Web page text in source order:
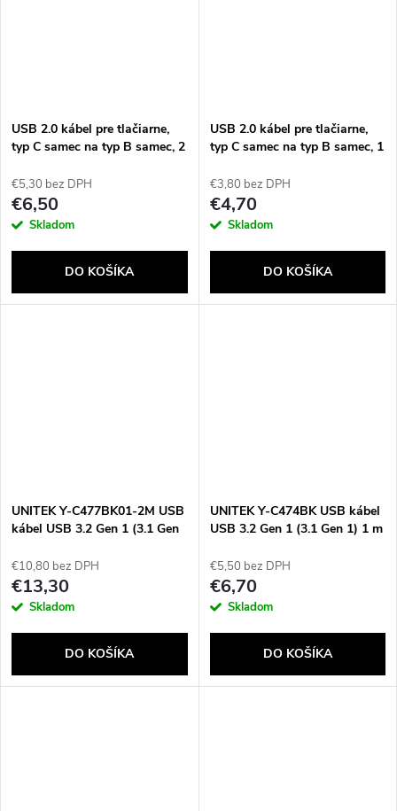
USB 2.0 kábel pre tlačiarne,
typ C samec na typ B samec, 2
€5,30 bez DPH
€6,50
Skladom
DO KOŠÍKA
USB 2.0 kábel pre tlačiarne,
typ C samec na typ B samec, 1
€3,80 bez DPH
€4,70
Skladom
DO KOŠÍKA
UNITEK Y-C477BK01-2M USB
kábel USB 3.2 Gen 1 (3.1 Gen
€10,80 bez DPH
€13,30
Skladom
DO KOŠÍKA
UNITEK Y-C474BK USB kábel
USB 3.2 Gen 1 (3.1 Gen 1) 1 m
€5,50 bez DPH
€6,70
Skladom
DO KOŠÍKA